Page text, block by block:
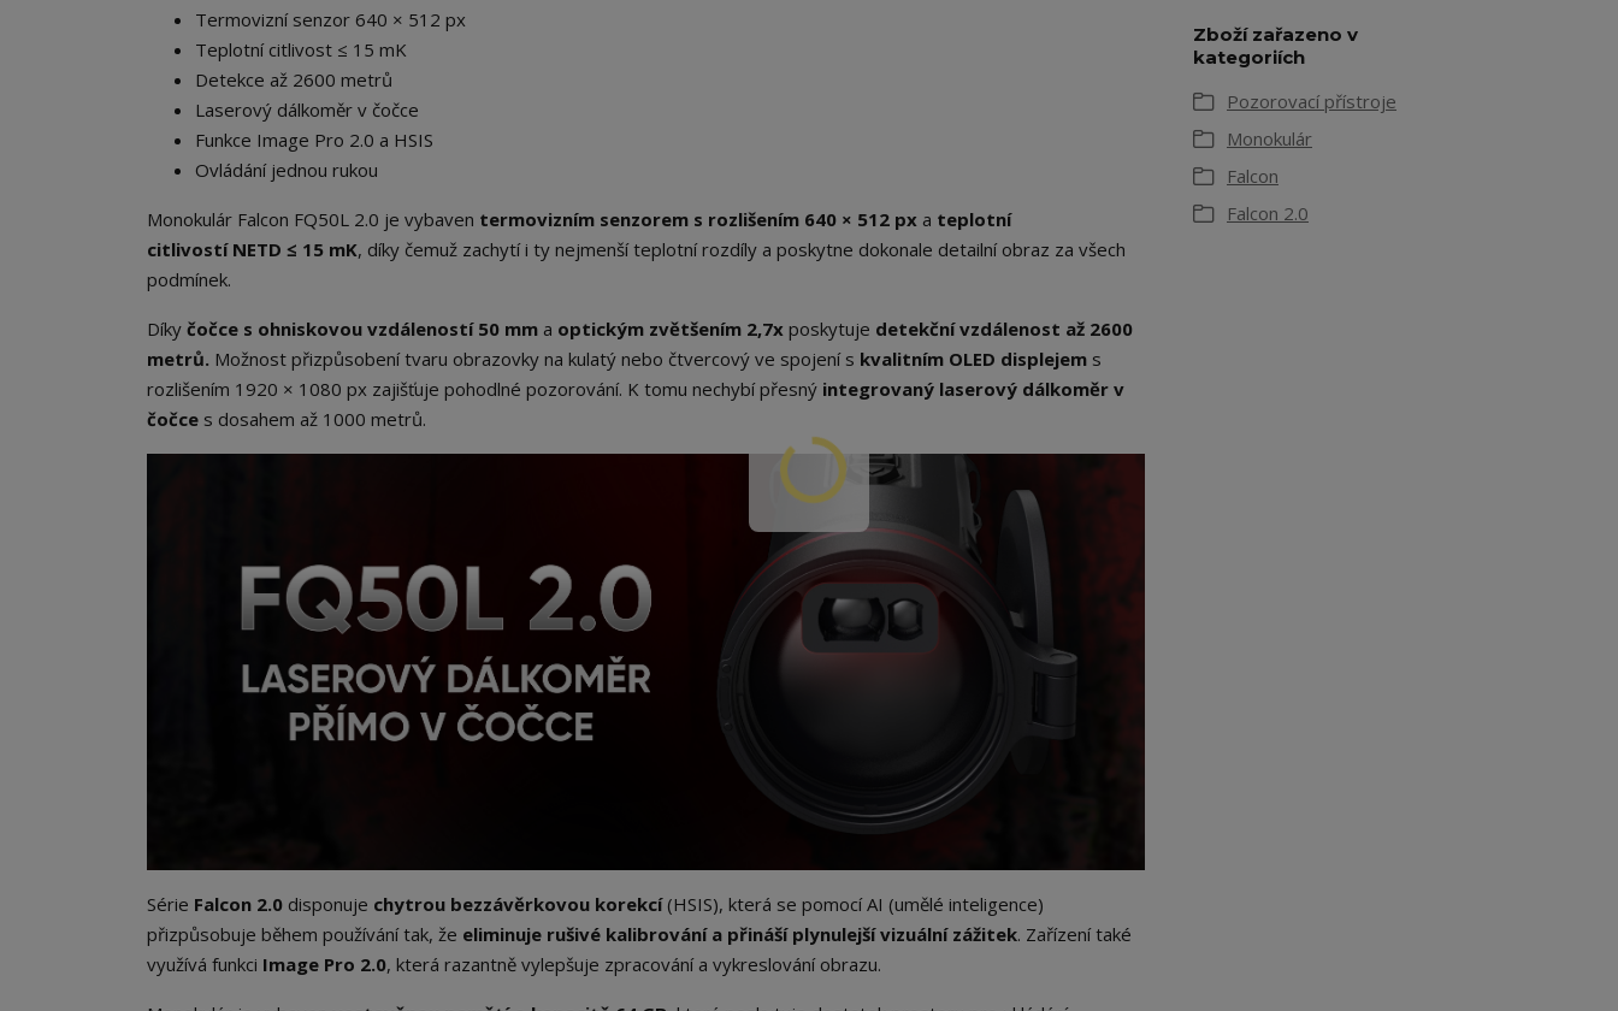
Termovizní senzor 640 × 512 px
Teplotní citlivost ≤ 15 mK
Detekce až 2600 metrů
Laserový dálkoměr v čočce
Funkce Image Pro 2.0 a HSIS
Ovládání jednou rukou
Monokulár Falcon FQ50L 2.0 je vybaven termovizním senzorem s rozlišením 640 × 512 px a teplotní
citlivostí NETD ≤ 15 mK, díky čemuž zachytí i ty nejmenší teplotní rozdíly a poskytne dokonale detailní obraz za všech
podmínek.
Díky čočce s ohniskovou vzdáleností 50 mm a optickým zvětšením 2,7x poskytuje detekční vzdálenost až 2600
metrů. Možnost přizpůsobení tvaru obrazovky na kulatý nebo čtvercový ve spojení s kvalitním OLED displejem s
rozlišením 1920 × 1080 px zajišťuje pohodlné pozorování. K tomu nechybí přesný integrovaný laserový dálkoměr v
čočce s dosahem až 1000 metrů.
Série Falcon 2.0 disponuje chytrou bezzávěrkovou korekcí(HSIS), která se pomocí AI (umělé inteligence)
přizpůsobuje během používání tak, že eliminuje rušivé kalibrování a přináší plynulejší vizuální zážitek. Zařízení také
využívá funkci Image Pro 2.0, která razantně vylepšuje zpracování a vykreslování obrazu.
Zboží zařazeno v
kategoriích
Pozorovací přístroje
Monokulár
Falcon
Falcon 2.0